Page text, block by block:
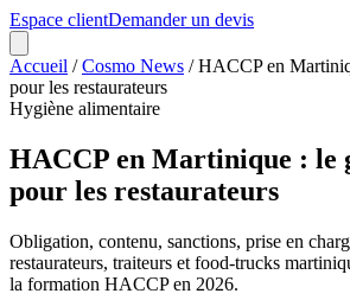
Espace clientDemander un devis
Accueil / Cosmo News / HACCP en
pour les restaurateurs
Hygiène alimentaire
HACCP en Martinique : le
pour les restaurateurs
Obligation, contenu, sanctions, prise en
restaurateurs, traiteurs et food-trucks
la formation HACCP en 2026.